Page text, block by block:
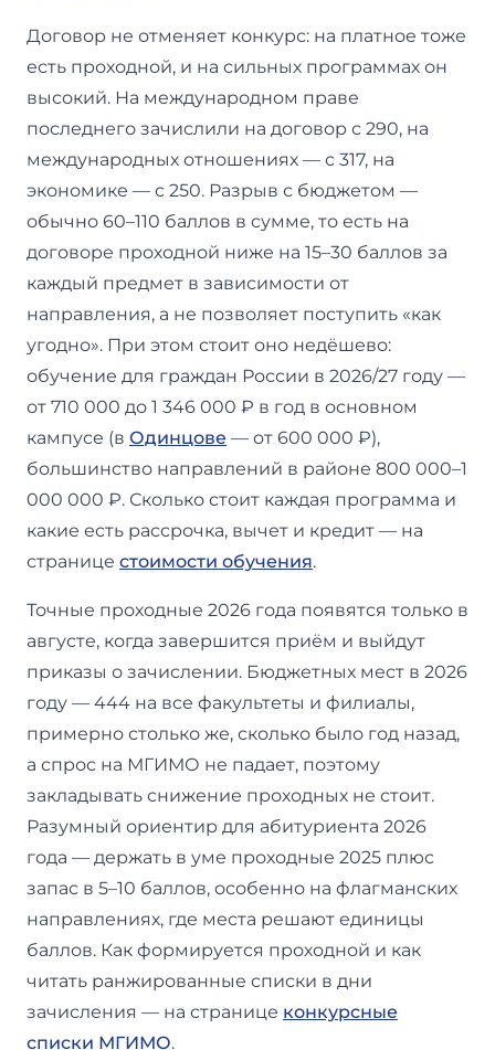
Договор не отменяет конкурс: на платное тоже
есть проходной, и на сильных программах он
высокий. На международном праве
последнего зачислили на договор с 290, на
международных отношениях — с 317, на
экономике — с 250. Разрыв с бюджетом —
обычно 60–110 баллов в сумме, то есть на
договоре проходной ниже на 15–30 баллов за
каждый предмет в зависимости от
направления, а не позволяет поступить «как
угодно». При этом стоит оно недёшево:
обучение для граждан России в 2026/27 году —
от 710 000 до 1 346 000 ₽ в год в основном
кампусе (в Одинцове — от 600 000 ₽),
большинство направлений в районе 800 000–1
000 000 ₽. Сколько стоит каждая программа и
какие есть рассрочка, вычет и кредит — на
странице стоимости обучения.
Точные проходные 2026 года появятся только в
августе, когда завершится приём и выйдут
приказы о зачислении. Бюджетных мест в 2026
году — 444 на все факультеты и филиалы,
примерно столько же, сколько было год назад,
а спрос на МГИМО не падает, поэтому
закладывать снижение проходных не стоит.
Разумный ориентир для абитуриента 2026
года — держать в уме проходные 2025 плюс
запас в 5–10 баллов, особенно на флагманских
направлениях, где места решают единицы
баллов. Как формируется проходной и как
читать ранжированные списки в дни
зачисления — на странице конкурсные
списки МГИМО.